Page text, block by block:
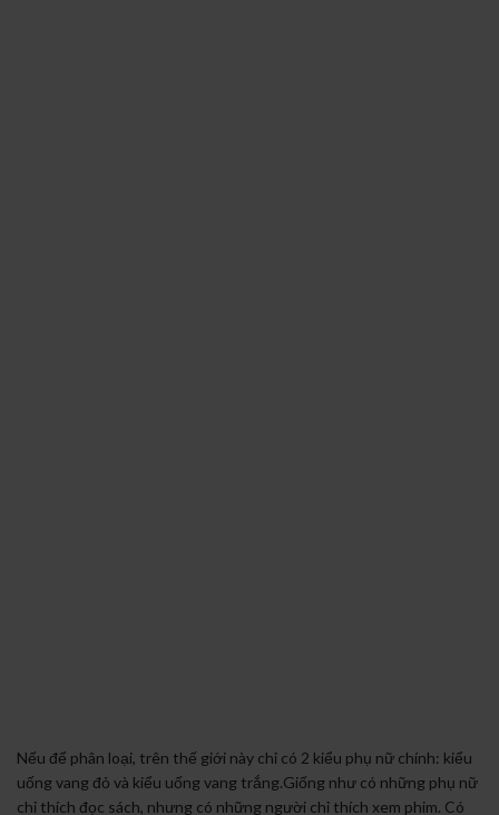
Nếu để phân loại, trên thế giới này chỉ có 2 kiểu phụ nữ chính: kiểu
uống vang đỏ và kiểu uống vang trắng.Giống như có những phụ nữ
chỉ thích đọc sách, nhưng có những người chỉ thích xem phim. Có